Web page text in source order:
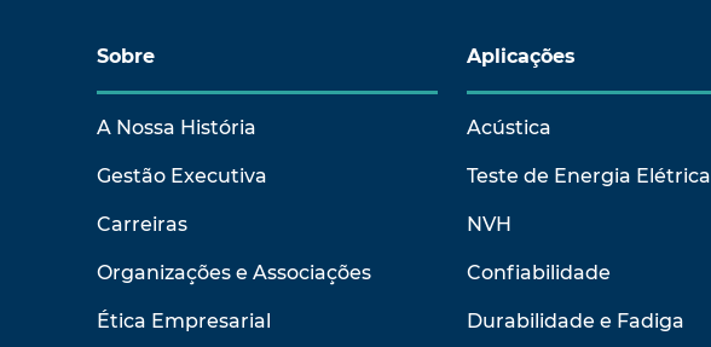
Sobre
A Nossa História
Gestão Executiva
Carreiras
Organizações e Associações
Ética Empresarial
Aplicações
Acústica
Teste de Energia Elétrica
NVH
Confiabilidade
Durabilidade e Fadiga